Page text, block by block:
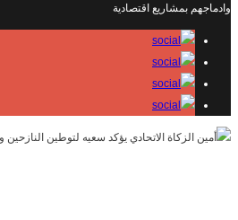
وادماجهم بمشاريع اقتصادية